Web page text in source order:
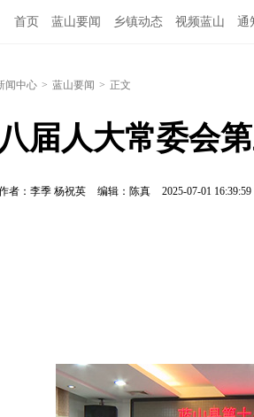
首页 蓝山要闻 乡镇动态 视频蓝山 通
闻中心 > 蓝山要闻 > 正文
届人大常委会
者：李季 杨祝英 编辑：陈真 2025-07-01 16:39:59